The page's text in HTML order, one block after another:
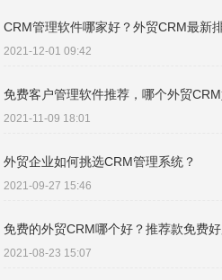
CRM管理软件哪家好？外贸CRM最新
2021-12-01 09:42
免费客户管理软件推荐，哪个外贸
2021-11-09 18:01
外贸企业如何挑选CRM管理系统？
2021-09-27 15:46
免费的外贸CRM哪个好？推荐款免费
2021-08-23 15:07